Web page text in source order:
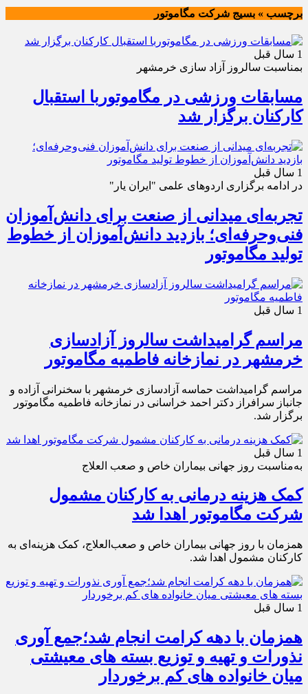
برچسب » بسیج شرکت مگاموتور
1 سال قبل
بمناسبت سالروز آزاد سازی خرمشهر
مسابقات ورزشی در مگاموتوربا استقبال
کارکنان برگزار شد
1 سال قبل
در ادامه برگزاری اردوهای علمی "ایران یار"
تجربه‌ای میدانی از صنعت برای دانش‌آموزان
فنی‌وحرفه‌ای؛ بازدید دانش‌آموزان از خطوط
تولید مگاموتور
1 سال قبل
مراسم گرامیداشت سالروز آزادسازی
خرمشهر در نمازخانه فاطمیه مگاموتور
مراسم گرامیداشت حماسه آزادسازی خرمشهر با سخنرانی آزاده و
جانباز سرافراز دکتر احمد خراسانی در نمازخانه فاطمیه مگاموتور
برگزار شد.
1 سال قبل
به‌مناسبت روز جهانی بیماران خاص و صعب العلاج
کمک هزینه درمانی به کارکنان مشمول
شرکت مگاموتور اهدا شد
همزمان با روز جهانی بیماران خاص و صعب‌العلاج، کمک هزینه‌ای به
کارکنان مشمول اهدا شد.
1 سال قبل
همزمان با دهه کرامت انجام شد؛جمع آوری
نذورات و تهیه و توزیع بسته های معیشتی
میان خانواده های کم برخوردار